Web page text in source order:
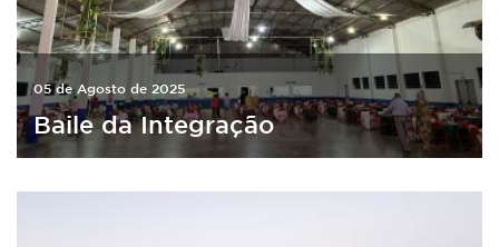
05 de Agosto de 2025
Baile da Integração